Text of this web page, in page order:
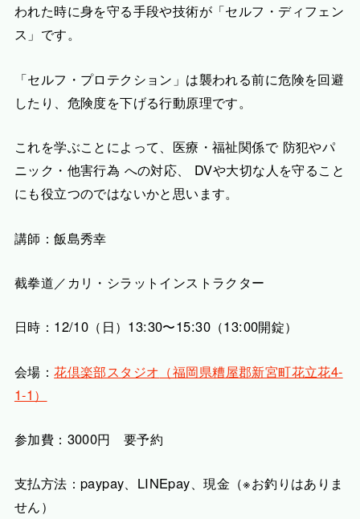
われた時に身を守る手段や技術が「セルフ・ディフェン
ス」です。
「セルフ・プロテクション」は襲われる前に危険を回避
したり、危険度を下げる行動原理です。
これを学ぶことによって、医療・福祉関係で 防犯やパ
ニック・他害行為 への対応、 DVや大切な人を守ること
にも役立つのではないかと思います。
講師：飯島秀幸
截拳道／カリ・シラットインストラクター
日時：12/10（日）13:30〜15:30（13:00開錠）
会場：花倶楽部スタジオ （福岡県糟屋郡新宮町花立花4-
1-1）
参加費：3000円 要予約
支払方法：paypay、LINEpay、現金（※お釣りはありま
せん）